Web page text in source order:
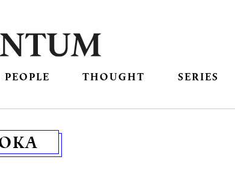
PEOPLE THOUGHT SERIES